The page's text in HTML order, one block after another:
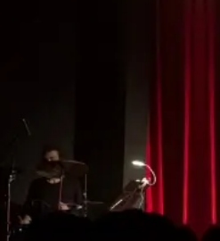
No te
temporada